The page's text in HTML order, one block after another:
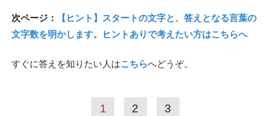
次ページ：
【ヒント】スタートの文字と、答えとなる言葉の
文字数を明かします。ヒントありで考えたい方はこちらへ
すぐに答えを知りたい人はこちらへどうぞ。
1 2 3